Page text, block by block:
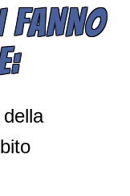
FANNO
della